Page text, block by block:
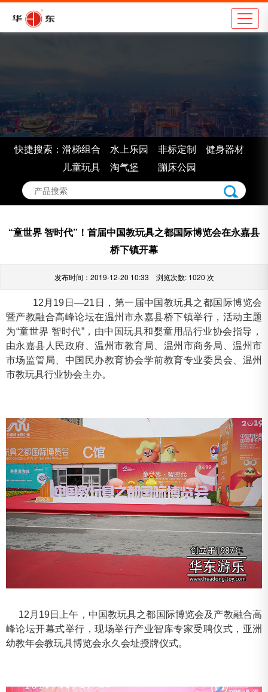
组织架构
车间展示
企业认证
企业荣誉
市
景
室
快捷搜索： 滑梯组合 水上乐园 非标定制
健身器材
儿童玩具
淘气堡 蹦床公园
“童世界 智时代”！首届中国教玩具之都国际博览会在永嘉县
桥下镇开幕
发布时间：2019-12-20 10:33 浏览次数: 1020 次
12月19日—21日，第一届中国教玩具之都国际博览会
暨产教融合高峰论坛在温州市永嘉县桥下镇举行，活动主题
为“童世界 智时代”，由中国玩具和婴童用品行业协会指导，
由永嘉县人民政府、温州市教育局、温州市商务局、温州市
市场监管局、中国民办教育协会学前教育专业委员会、温州
市教玩具行业协会主办。
12月19日上午，中国教玩具之都国际博览会及产教融合高
峰论坛开幕式举行，现场举行产业智库专家受聘仪式，亚洲
幼教年会教玩具博览会永久会址授牌仪式。